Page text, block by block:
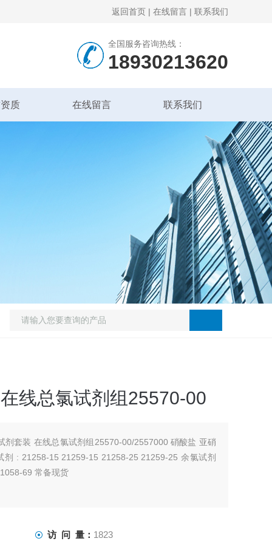
返回首页 | 在线留言 | 联系我们
全国服务咨询热线：
18930213620
质 在线留言 联系我们
线总氯试剂组25570-00
剂套装 在线总氯试剂组25570-00/2557000 硝酸盐 亚硝
: 21258-15 21259-15 21258-25 21259-25 余氯试剂
69 常备现货
访 问 量： 1823